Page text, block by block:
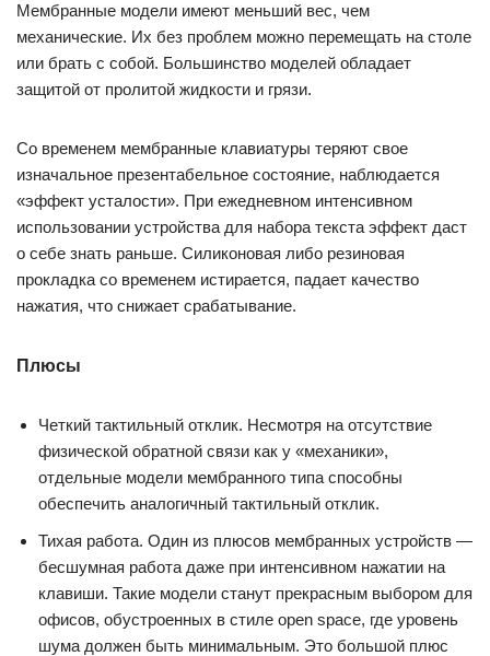
Мембранные модели имеют меньший вес, чем
механические. Их без проблем можно перемещать на столе
или брать с собой. Большинство моделей обладает
защитой от пролитой жидкости и грязи.
Со временем мембранные клавиатуры теряют свое
изначальное презентабельное состояние, наблюдается
«эффект усталости». При ежедневном интенсивном
использовании устройства для набора текста эффект даст
о себе знать раньше. Силиконовая либо резиновая
прокладка со временем истирается, падает качество
нажатия, что снижает срабатывание.
Плюсы
Четкий тактильный отклик. Несмотря на отсутствие
физической обратной связи как у «механики»,
отдельные модели мембранного типа способны
обеспечить аналогичный тактильный отклик.
Тихая работа. Один из плюсов мембранных устройств —
бесшумная работа даже при интенсивном нажатии на
клавиши. Такие модели станут прекрасным выбором для
офисов, обустроенных в стиле open space, где уровень
шума должен быть минимальным. Это большой плюс